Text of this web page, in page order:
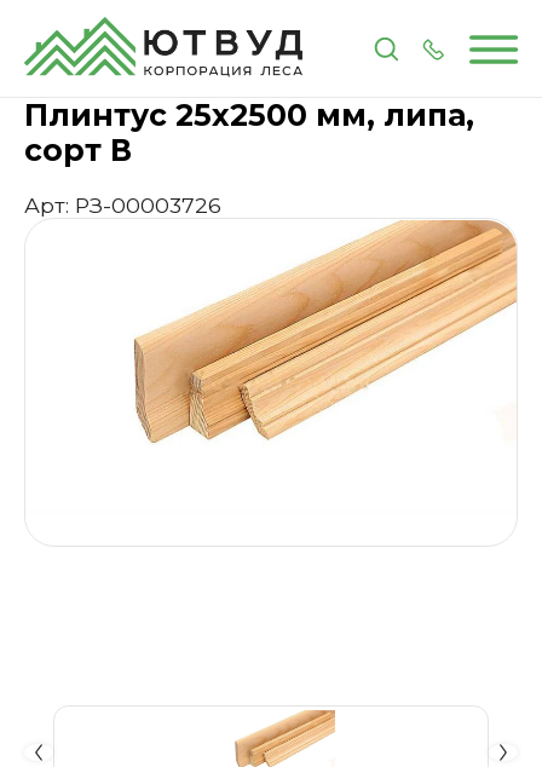
ГлавнаяКаталогПиломатериалы
Плинтус 25х2500 мм, липа,
сорт В
Арт: РЗ-00003726